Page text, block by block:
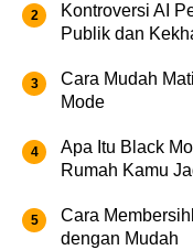
Kontroversi AI
Publik dan
Cara Mudah
Mode
Apa Itu Black
Rumah Kamu
Cara
dengan Mudah